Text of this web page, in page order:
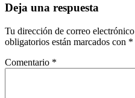
Deja una respuesta
Tu dirección de correo
obligatorios están marcados con *
Comentario *